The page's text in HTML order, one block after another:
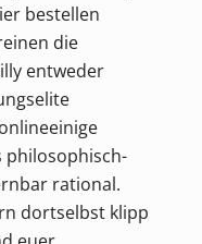
bestellen
die
entweder
philosophisch-
rational.
dortselbst klipp